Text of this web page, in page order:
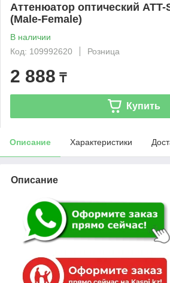
Аттенюатор оптический ATT-
(Male-Female)
В наличии
Код: 109992620
Розница
2 888 ₸
Купить
Описание Характеристики
Описание